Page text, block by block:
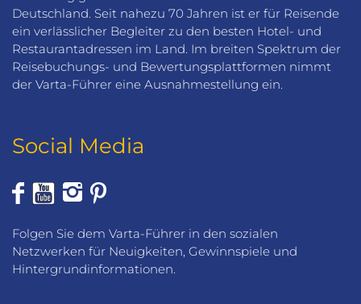
Deutschland. Seit nahezu 70 Jahren ist er für Reisende
ein verlässlicher Begleiter zu den besten Hotel- und
Restaurantadressen im Land. Im breiten Spektrum der
Reisebuchungs- und Bewertungsplattformen nimmt
der Varta-Führer eine Ausnahmestellung ein.
Social Media
Folgen Sie dem Varta-Führer in den sozialen
Netzwerken für Neuigkeiten, Gewinnspiele und
Hintergrundinformationen.